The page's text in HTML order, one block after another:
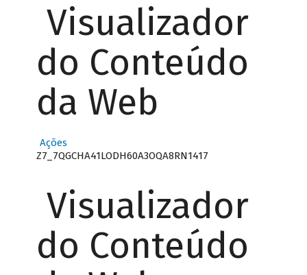
Visualizador
do Conteúdo
da Web
Ações
Z7_7QGCHA41LODH60A3OQA8RN1417
Visualizador
do Conteúdo